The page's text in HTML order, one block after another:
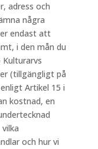
adress och
några
endast att
i den mån du
Kulturarvs
(tillgängligt på
Artikel 15 i
kostnad, en
och hur vi